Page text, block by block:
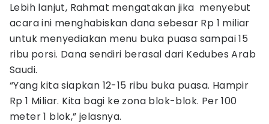
Lebih lanjut, Rahmat mengatakan jika menyebut
acara ini menghabiskan dana sebesar Rp 1 miliar
untuk menyediakan menu buka puasa sampai 15
ribu porsi. Dana sendiri berasal dari Kedubes Arab
Saudi.
“Yang kita siapkan 12-15 ribu buka puasa. Hampir
Rp 1 Miliar. Kita bagi ke zona blok-blok. Per 100
meter 1 blok,” jelasnya.